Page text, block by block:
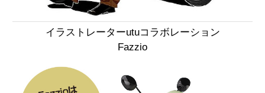
イラストレーターutuコラボレーション
Fazzio